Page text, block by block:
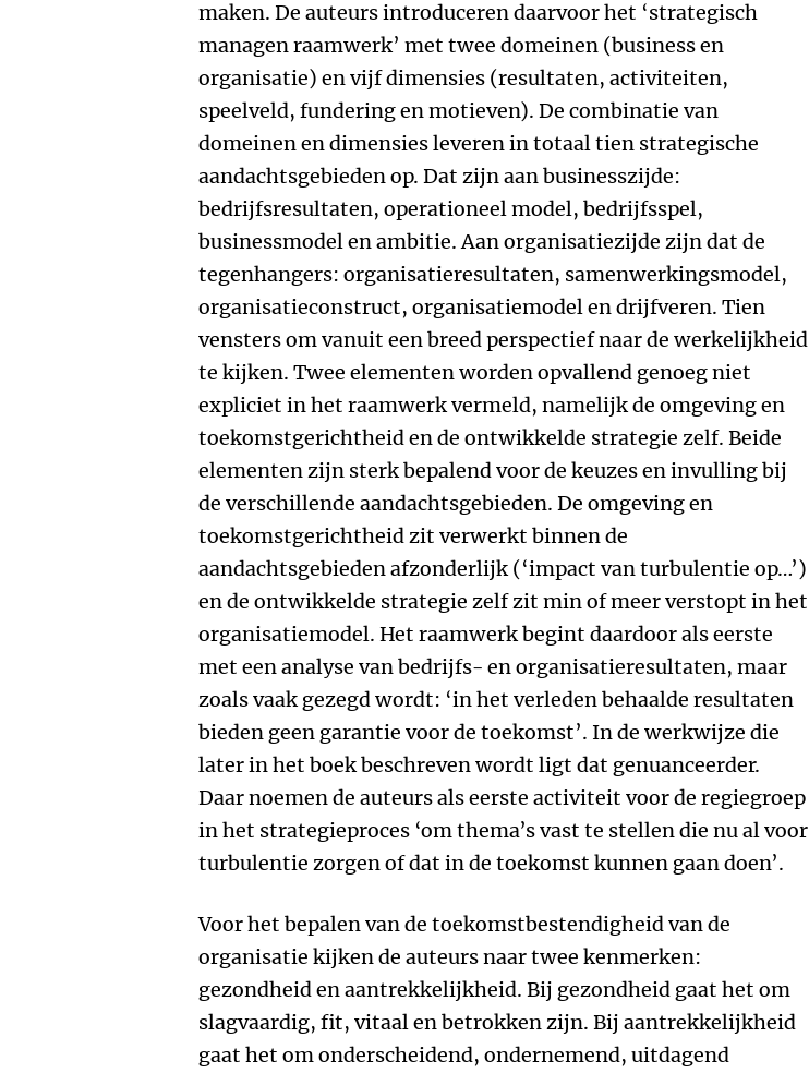
maken. De auteurs introduceren daarvoor het ‘strategisch
managen raamwerk’ met twee domeinen (business en
organisatie) en vijf dimensies (resultaten, activiteiten,
speelveld, fundering en motieven). De combinatie van
domeinen en dimensies leveren in totaal tien strategische
aandachtsgebieden op. Dat zijn aan businesszijde:
bedrijfsresultaten, operationeel model, bedrijfsspel,
businessmodel en ambitie. Aan organisatiezijde zijn dat de
tegenhangers: organisatieresultaten, samenwerkingsmodel,
organisatieconstruct, organisatiemodel en drijfveren. Tien
vensters om vanuit een breed perspectief naar de werkelijkheid
te kijken. Twee elementen worden opvallend genoeg niet
expliciet in het raamwerk vermeld, namelijk de omgeving en
toekomstgerichtheid en de ontwikkelde strategie zelf. Beide
elementen zijn sterk bepalend voor de keuzes en invulling bij
de verschillende aandachtsgebieden. De omgeving en
toekomstgerichtheid zit verwerkt binnen de
aandachtsgebieden afzonderlijk (‘impact van turbulentie op…’)
en de ontwikkelde strategie zelf zit min of meer verstopt in het
organisatiemodel. Het raamwerk begint daardoor als eerste
met een analyse van bedrijfs- en organisatieresultaten, maar
zoals vaak gezegd wordt: ‘in het verleden behaalde resultaten
bieden geen garantie voor de toekomst’. In de werkwijze die
later in het boek beschreven wordt ligt dat genuanceerder.
Daar noemen de auteurs als eerste activiteit voor de regiegroep
in het strategieproces ‘om thema’s vast te stellen die nu al voor
turbulentie zorgen of dat in de toekomst kunnen gaan doen’.
Voor het bepalen van de toekomstbestendigheid van de
organisatie kijken de auteurs naar twee kenmerken:
gezondheid en aantrekkelijkheid. Bij gezondheid gaat het om
slagvaardig, fit, vitaal en betrokken zijn. Bij aantrekkelijkheid
gaat het om onderscheidend, ondernemend, uitdagend